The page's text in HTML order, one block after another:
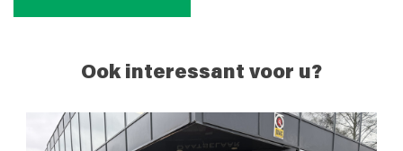
Ook interessant voor u?